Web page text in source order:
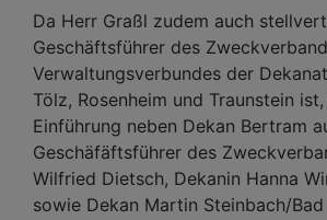
Da Herr Graßl zudem auch
Geschäftsführer des
Verwaltungsverbundes der
Tölz, Rosenheim und Traunstein
Einführung neben Dekan Bertram
Geschäfäftsführer des
Wilfried Dietsch, Dekanin Hanna
sowie Dekan Martin Steinbach/